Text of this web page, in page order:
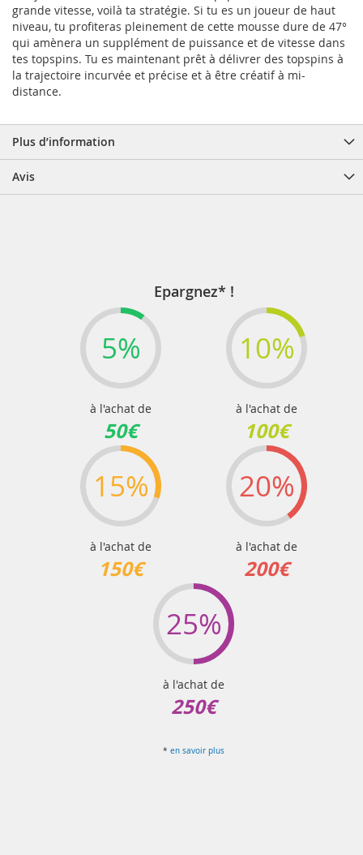
grande vitesse, voilà ta stratégie. Si tu es un joueur de haut
niveau, tu profiteras pleinement de cette mousse dure de 47°
qui amènera un supplément de puissance et de vitesse dans
tes topspins. Tu es maintenant prêt à délivrer des topspins à
la trajectoire incurvée et précise et à être créatif à mi-
distance.
Plus d’information
Avis
Epargnez* !
5%
à l'achat de
50€
10%
à l'achat de
100€
15%
à l'achat de
150€
20%
à l'achat de
200€
25%
à l'achat de
250€
* en savoir plus